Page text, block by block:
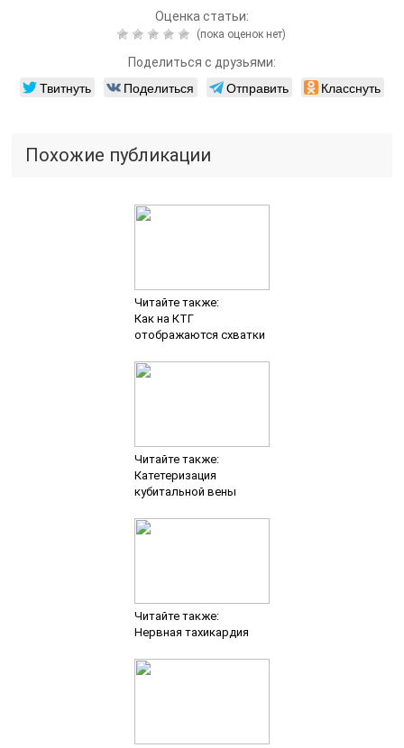
Оценка статьи:
(пока оценок нет)
Поделиться с друзьями:
Твитнуть Поделиться Отправить Класснуть
Похожие публикации
Читайте также:
Как на КТГ
отображаются схватки
Читайте также:
Катетеризация
кубитальной вены
Читайте также:
Нервная тахикардия